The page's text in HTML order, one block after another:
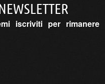
iscriviti per rimanere